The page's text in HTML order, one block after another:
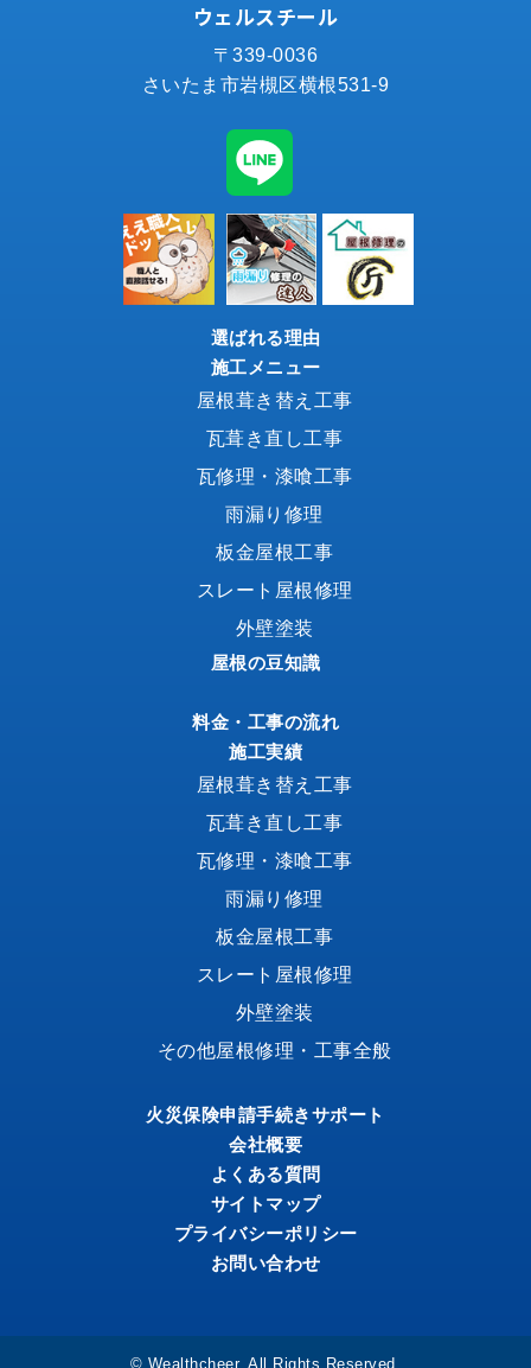
ウェルスチール
〒339-0036
さいたま市岩槻区横根531-9
選ばれる理由
施工メニュー
屋根葺き替え工事
瓦葺き直し工事
瓦修理・漆喰工事
雨漏り修理
板金屋根工事
スレート屋根修理
外壁塗装
屋根の豆知識
料金・工事の流れ
施工実績
屋根葺き替え工事
瓦葺き直し工事
瓦修理・漆喰工事
雨漏り修理
板金屋根工事
スレート屋根修理
外壁塗装
その他屋根修理・工事全般
火災保険申請手続きサポート
会社概要
よくある質問
サイトマップ
プライバシーポリシー
お問い合わせ
© Wealthcheer. All Rights Reserved.